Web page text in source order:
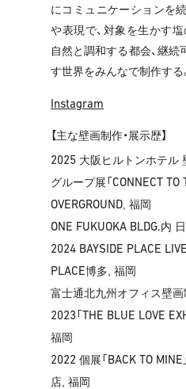
にコミュニケーションを
や表現で、対象を生かす
自然と調和する都会、継続
す世界をみんなで制作する
Instagram
【主な壁画制作・展示歴】
2025 大阪ヒルトンホテル
グループ展「CONNECT TO
OVERGROUND , 福岡
ONE FUKUOKA BLDG.内
2024 BAYSIDE PLACE
PLACE博多, 福岡
富士通北九州オフィス壁
2023「THE BLUE LOVE
福岡
2022 個展「BACK TO MINE 」
店, 福岡